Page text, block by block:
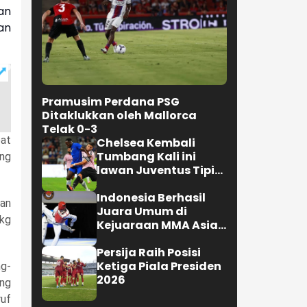
Pramusim Perdana PSG
Ditaklukkan oleh Mallorca
Telak 0-3
Chelsea Kembali
Tumbang Kali ini
lawan Juventus Tipis
Indonesia Berhasil
Juara Umum di
Kejuaraan MMA Asian
Persija Raih Posisi
Ketiga Piala Presiden
2026